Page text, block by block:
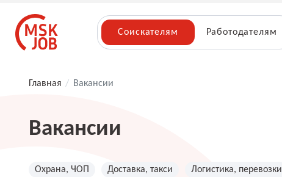
Соискателям Работодателям
Главная / Вакансии
Вакансии
Охрана, ЧОП Доставка, такси Логистика, перевозки